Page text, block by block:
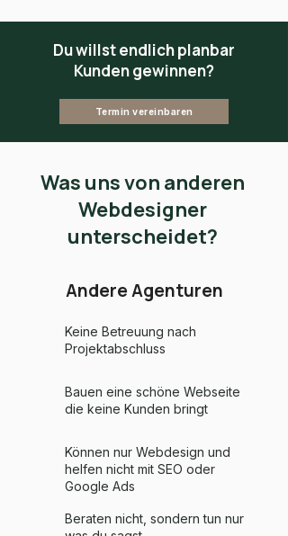
Du willst endlich planbar
Kunden gewinnen?
Termin vereinbaren
Was uns von anderen
Webdesigner
unterscheidet?
Andere Agenturen
Keine Betreuung nach
Projektabschluss
Bauen eine schöne Webseite
die keine Kunden bringt
Können nur Webdesign und
helfen nicht mit SEO oder
Google Ads
Beraten nicht, sondern tun nur